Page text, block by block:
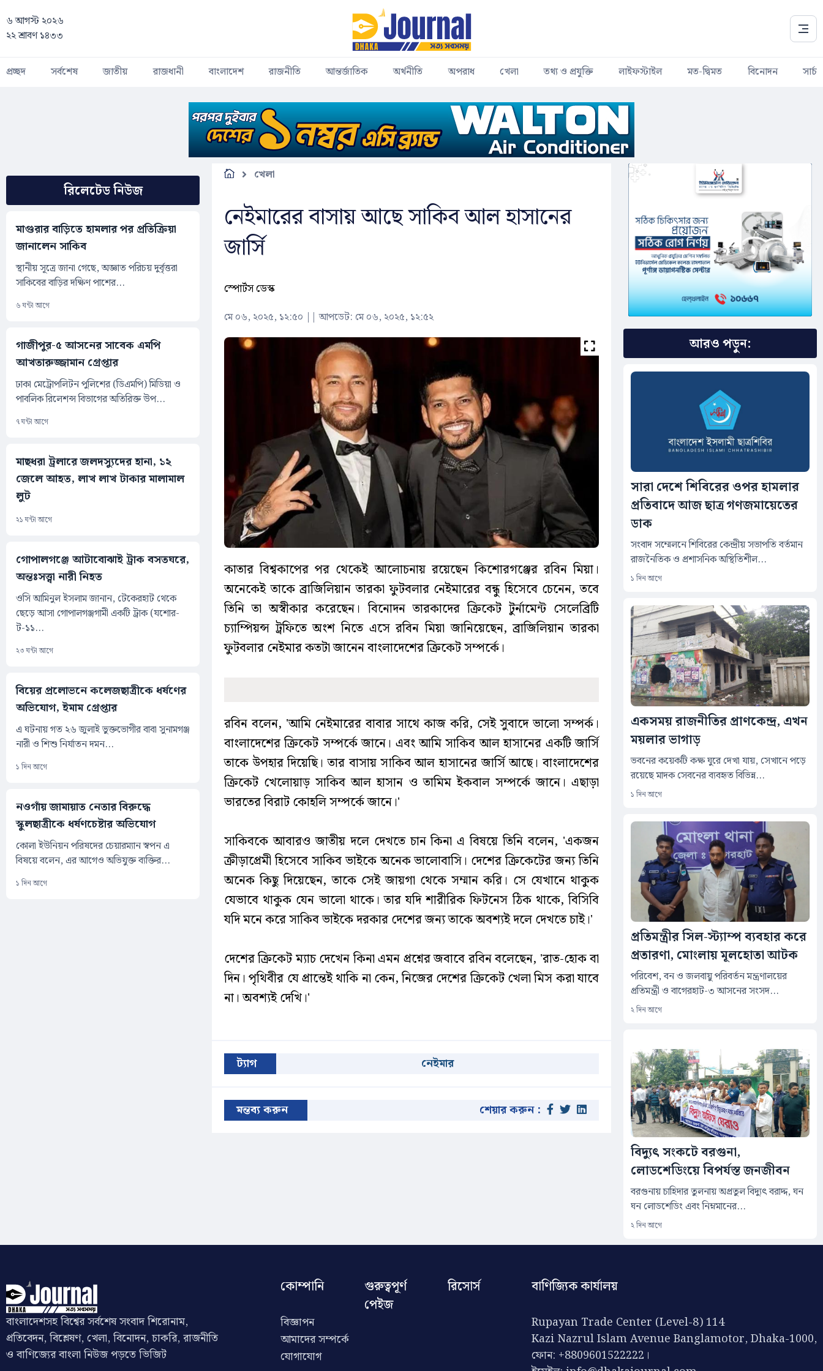
৬ আগস্ট ২০২৬
২২ শ্রাবণ ১৪৩৩
প্রচ্ছদ সর্বশেষ জাতীয় রাজধানী বাংলাদেশ রাজনীতি আন্তর্জাতিক অর্থনীতি অপরাধ খেলা তথ্য ও প্রযুক্তি লাইফস্টাইল মত-দ্বিমত বিনোদন সার্চ
রিলেটেড নিউজ
মাগুরার বাড়িতে হামলার পর প্রতিক্রিয়া
জানালেন সাকিব
স্থানীয় সূত্রে জানা গেছে, অজ্ঞাত পরিচয় দুর্বৃত্তরা
সাকিবের বাড়ির দক্ষিণ পাশের...
৬ ঘন্টা আগে
গাজীপুর-৫ আসনের সাবেক এমপি
আখতারুজ্জামান গ্রেপ্তার
ঢাকা মেট্রোপলিটন পুলিশের (ডিএমপি) মিডিয়া ও
পাবলিক রিলেশন্স বিভাগের অতিরিক্ত উপ...
৭ ঘন্টা আগে
মাছধরা ট্রলারে জলদস্যুদের হানা, ১২
জেলে আহত, লাখ লাখ টাকার মালামাল
লুট
২১ ঘন্টা আগে
গোপালগঞ্জে আটাবোঝাই ট্রাক বসতঘরে,
অন্তঃসত্ত্বা নারী নিহত
ওসি আমিনুল ইসলাম জানান, টেকেরহাট থেকে
ছেড়ে আসা গোপালগঞ্জগামী একটি ট্রাক (যশোর-
ট-১১...
২৩ ঘন্টা আগে
বিয়ের প্রলোভনে কলেজছাত্রীকে ধর্ষণের
অভিযোগ, ইমাম গ্রেপ্তার
এ ঘটনায় গত ২৬ জুলাই ভুক্তভোগীর বাবা সুনামগঞ্জ
নারী ও শিশু নির্যাতন দমন...
১ দিন আগে
নওগাঁয় জামায়াত নেতার বিরুদ্ধে
স্কুলছাত্রীকে ধর্ষণচেষ্টার অভিযোগ
কোলা ইউনিয়ন পরিষদের চেয়ারম্যান স্বপন এ
বিষয়ে বলেন, এর আগেও অভিযুক্ত ব্যক্তির...
১ দিন আগে
খেলা
নেইমারের বাসায় আছে সাকিব আল হাসানের
জার্সি
স্পোর্টস ডেস্ক
মে ০৬, ২০২৫, ১২:৫০ ||আপডেট: মে ০৬, ২০২৫, ১২:৫২
কাতার বিশ্বকাপের পর থেকেই আলোচনায় রয়েছেন কিশোরগঞ্জের রবিন মিয়া।
অনেকেই তাকে ব্রাজিলিয়ান তারকা ফুটবলার নেইমারের বন্ধু হিসেবে চেনেন, তবে
তিনি তা অস্বীকার করেছেন। বিনোদন তারকাদের ক্রিকেট টুর্নামেন্ট সেলেব্রিটি
চ্যাম্পিয়ন্স ট্রফিতে অংশ নিতে এসে রবিন মিয়া জানিয়েছেন, ব্রাজিলিয়ান তারকা
ফুটবলার নেইমার কতটা জানেন বাংলাদেশের ক্রিকেট সম্পর্কে।
রবিন বলেন, 'আমি নেইমারের বাবার সাথে কাজ করি, সেই সুবাদে ভালো সম্পর্ক।
বাংলাদেশের ক্রিকেট সম্পর্কে জানে। এবং আমি সাকিব আল হাসানের একটি জার্সি
তাকে উপহার দিয়েছি। তার বাসায় সাকিব আল হাসানের জার্সি আছে। বাংলাদেশের
ক্রিকেট খেলোয়াড় সাকিব আল হাসান ও তামিম ইকবাল সম্পর্কে জানে। এছাড়া
ভারতের বিরাট কোহলি সম্পর্কে জানে।'
সাকিবকে আবারও জাতীয় দলে দেখতে চান কিনা এ বিষয়ে তিনি বলেন, 'একজন
ক্রীড়াপ্রেমী হিসেবে সাকিব ভাইকে অনেক ভালোবাসি। দেশের ক্রিকেটের জন্য তিনি
অনেক কিছু দিয়েছেন, তাকে সেই জায়গা থেকে সম্মান করি। সে যেখানে থাকুক
যেভাবে থাকুক যেন ভালো থাকে। তার যদি শারীরিক ফিটনেস ঠিক থাকে, বিসিবি
যদি মনে করে সাকিব ভাইকে দরকার দেশের জন্য তাকে অবশ্যই দলে দেখতে চাই।'
দেশের ক্রিকেট ম্যাচ দেখেন কিনা এমন প্রশ্নের জবাবে রবিন বলেছেন, 'রাত-হোক বা
দিন। পৃথিবীর যে প্রান্তেই থাকি না কেন, নিজের দেশের ক্রিকেট খেলা মিস করা যাবে
না। অবশ্যই দেখি।'
ট্যাগ নেইমার
মন্তব্য করুন শেয়ার করুন :
আরও পড়ুন:
সারা দেশে শিবিরের ওপর হামলার
প্রতিবাদে আজ ছাত্র গণজমায়েতের
ডাক
সংবাদ সম্মেলনে শিবিরের কেন্দ্রীয় সভাপতি বর্তমান
রাজনৈতিক ও প্রশাসনিক অস্থিতিশীল...
১ দিন আগে
একসময় রাজনীতির প্রাণকেন্দ্র, এখন
ময়লার ভাগাড়
ভবনের কয়েকটি কক্ষ ঘুরে দেখা যায়, সেখানে পড়ে
রয়েছে মাদক সেবনের ব্যবহৃত বিভিন্ন...
১ দিন আগে
প্রতিমন্ত্রীর সিল-স্ট্যাম্প ব্যবহার করে
প্রতারণা, মোংলায় মূলহোতা আটক
‎পরিবেশ, বন ও জলবায়ু পরিবর্তন মন্ত্রণালয়ের
প্রতিমন্ত্রী ও বাগেরহাট-৩ আসনের সংসদ...
২ দিন আগে
বিদ্যুৎ সংকটে বরগুনা,
লোডশেডিংয়ে বিপর্যস্ত জনজীবন
বরগুনায় চাহিদার তুলনায় অপ্রতুল বিদ্যুৎ বরাদ্দ, ঘন
ঘন লোডশেডিং এবং নিম্নমানের...
২ দিন আগে
বাংলাদেশসহ বিশ্বের সর্বশেষ সংবাদ শিরোনাম,
প্রতিবেদন, বিশ্লেষণ, খেলা, বিনোদন, চাকরি, রাজনীতি
ও বাণিজ্যের বাংলা নিউজ পড়তে ভিজিট
কোম্পানি
বিজ্ঞাপন
আমাদের সম্পর্কে
যোগাযোগ
গুরুত্বপূর্ণ
পেইজ
রিসোর্স বাণিজ্যিক কার্যালয়
Rupayan Trade Center (Level-8) 114
Kazi Nazrul Islam Avenue Banglamotor, Dhaka-1000,
ফোন: +8809601522222।